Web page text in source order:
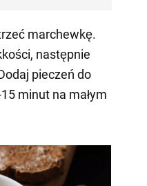
marchewkę.
następnie
pieczeń do
minut na małym